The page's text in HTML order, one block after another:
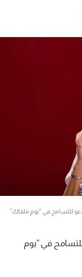
للتسامح في “يوم ملقاك”
في “يوم